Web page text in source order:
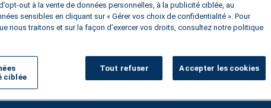
Politique de confidentialité
out à la vente de données personnelles, à la publicité ciblée, au
sensibles en cliquant sur « Gérer vos choix de confidentialité ». Pour
nous traitons et sur la façon d’exercer vos droits, consultez notre politique
ciblée
Tout refuser Accepter les cookies